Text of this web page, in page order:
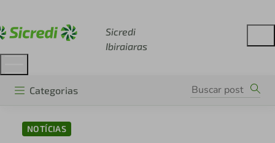
Sicredi
Ibiraiaras
Categorias
NOTÍCIAS